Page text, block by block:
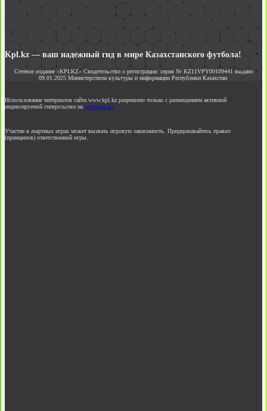
Kpl.kz — ваш надежный гид в мире Казахстанского футбола!
Сетевое издание «KPLKZ» Свидетельство о регистрации: серия № KZ11VPY00109441 выдано
09.01.2025 Министерством культуры и информации Республики Казахстан.
Использование материалов сайта www.kpl.kz разрешено только с размещением активной
индексируемой гиперссылки на www.kpl.kz
Участие в азартных играх может вызвать игровую зависимость. Придерживайтесь правил
(принципов) ответственной игры.